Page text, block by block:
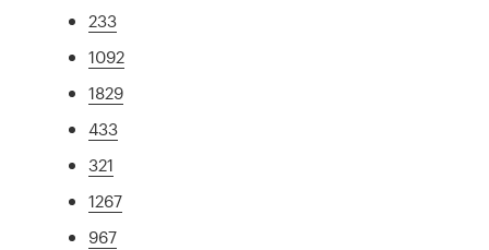
233
1092
1829
433
321
1267
967